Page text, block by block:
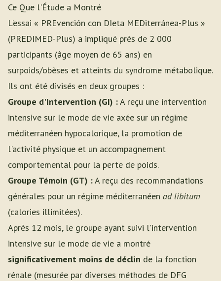
Ce Que l'Étude a Montré
L'essai « PREvención con DIeta MEDiterránea-Plus »
(PREDIMED-Plus) a impliqué près de 2 000
participants (âge moyen de 65 ans) en
surpoids/obèses et atteints du syndrome métabolique.
Ils ont été divisés en deux groupes :
Groupe d'Intervention (GI) :A reçu une intervention
intensive sur le mode de vie axée sur un régime
méditerranéen hypocalorique, la promotion de
l'activité physique et un accompagnement
comportemental pour la perte de poids.
Groupe Témoin (GT) :A reçu des recommandations
générales pour un régime méditerranéen ad libitum
(calories illimitées).
Après 12 mois, le groupe ayant suivi l'intervention
intensive sur le mode de vie a montré
significativement moins de déclin de la fonction
rénale (mesurée par diverses méthodes de DFG